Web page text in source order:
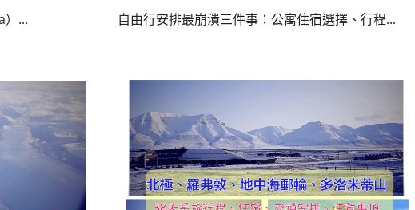
）... 自由行安排最崩潰三件事：公寓住宿選擇、行程...